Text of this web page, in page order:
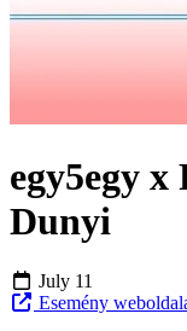
egy5egy x
Dunyi
July 11
Esemény